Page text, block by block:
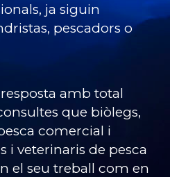
ja siguin
pescadors o
amb total
que biòlegs,
comercial i
i veterinaris de pesca
el seu treball com en